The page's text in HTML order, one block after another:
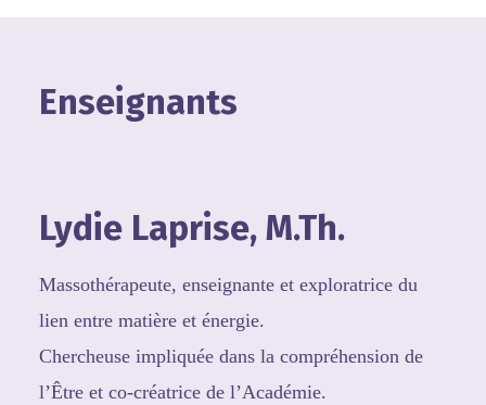
Enseignants
Lydie Laprise, M.Th.
Massothérapeute, enseignante et exploratrice du
lien entre matière et énergie.
Chercheuse impliquée dans la compréhension de
l’Être et co-créatrice de l’Académie.